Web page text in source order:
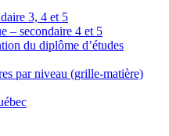
3, 4 et 5
– secondaire 4 et 5
du diplôme d’études
par niveau (grille-matière)